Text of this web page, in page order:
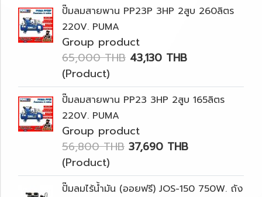
ปั๊มลมสายพาน PP23P 3HP 2สูบ 260ลิตร
220V. PUMA
Group product
65,000 THB 43,130 THB
(Product)
ปั๊มลมสายพาน PP23 3HP 2สูบ 165ลิตร
220V. PUMA
Group product
56,800 THB 37,690 THB
(Product)
ปั๊มลมไร้น้ำมัน (ออยฟรี) JOS-150 750W. ถัง